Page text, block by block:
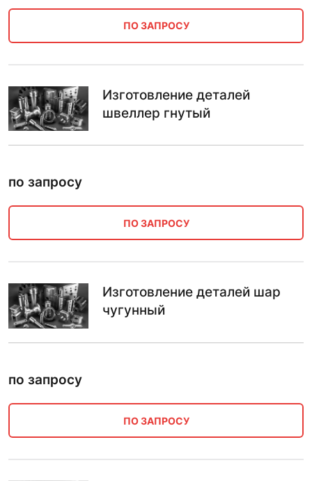
ПО ЗАПРОСУ
Изготовление деталей
швеллер гнутый
по запросу
ПО ЗАПРОСУ
Изготовление деталей шар
чугунный
по запросу
ПО ЗАПРОСУ